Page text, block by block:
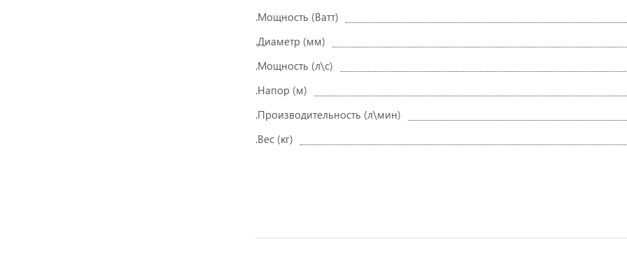
.Мощность (Ватт)
.Диаметр (мм)
.Мощность (л\с)
.Напор (м)
.Производительность (л\мин)
.Вес (кг)